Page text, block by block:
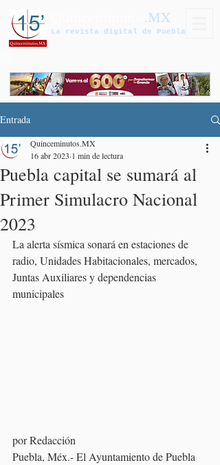
.MX
La revista digital de Puebla
Entrada
Puebla capital se sumará al
Primer Simulacro Nacional
2023
Quinceminutos.MX
16 abr 2023 1 min de lectura
La alerta sísmica sonará en estaciones de
radio, Unidades Habitacionales, mercados,
Juntas Auxiliares y dependencias
municipales
por Redacción
Puebla, Méx.- El Ayuntamiento de Puebla